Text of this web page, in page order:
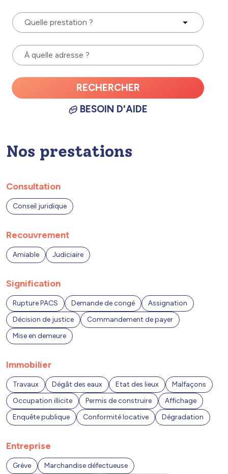
Quelle prestation ?
À quelle adresse ?
RECHERCHER
BESOIN D'AIDE
Nos prestations
Consultation
Conseil juridique
Recouvrement
Amiable Judiciaire
Signification
Rupture PACS Demande de congé
Assignation
Décision de justice
Commandement de payer
Mise en demeure
Immobilier
Travaux Dégât des eaux Etat des lieux
Malfaçons
Occupation illicite
Permis de construire
Affichage
Enquête publique
Conformité locative Dégradation
Entreprise
Grève
Marchandise défectueuse